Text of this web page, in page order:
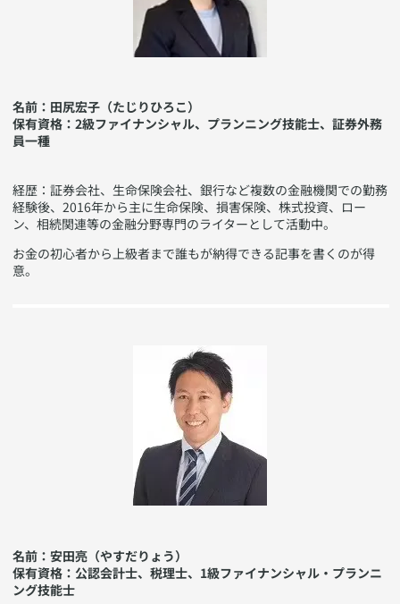
名前：田尻宏子（たじりひろこ）
保有資格：2級ファイナンシャル、プランニング技能士、証券外務
員一種
​経歴：証券会社、生命保険会社、銀行など複数の金融機関での勤務
経験後、2016年から主に生命保険、損害保険、株式投資、ロー
ン、相続関連等の金融分野専門のライターとして活動中。
お金の初心者から上級者まで誰もが納得できる記事を書くのが得
意。
名前：安田亮（やすだりょう）​
​保有資格：公認会計士、税理士、1級ファイナンシャル・プランニ
ング技能士​